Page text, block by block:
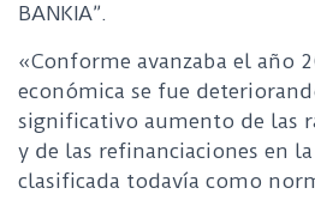
BANKIA”.
«Conforme avanzaba el año
económica se fue
significativo aumento de las
y de las refinanciaciones en
clasificada todavía como